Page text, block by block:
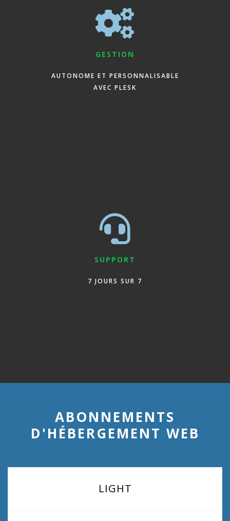
GESTION
AUTONOME ET PERSONNALISABLE
AVEC PLESK
SUPPORT
7 JOURS SUR 7
ABONNEMENTS
D'HÉBERGEMENT WEB
LIGHT